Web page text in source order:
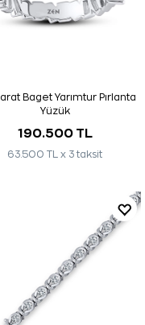
Baget Yarımtur Pırlanta
Yüzük
190.500 TL
63.500 TL x 3 taksit